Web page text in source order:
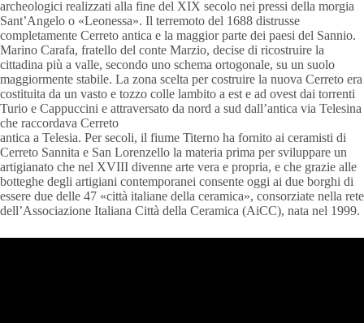
archeologici realizzati alla fine del XIX secolo nei pressi della morgia
Sant’Angelo o «Leonessa». Il terremoto del 1688 distrusse
completamente Cerreto antica e la maggior parte dei paesi del Sannio.
Marino Carafa, fratello del conte Marzio, decise di ricostruire la
cittadina più a valle, secondo uno schema ortogonale, su un suolo
maggiormente stabile. La zona scelta per costruire la nuova Cerreto era
costituita da un vasto e tozzo colle lambito a est e ad ovest dai torrenti
Turio e Cappuccini e attraversato da nord a sud dall’antica via Telesina
che raccordava Cerreto
antica a Telesia. Per secoli, il fiume Titerno ha fornito ai ceramisti di
Cerreto Sannita e San Lorenzello la materia prima per sviluppare un
artigianato che nel XVIII divenne arte vera e propria, e che grazie alle
botteghe degli artigiani contemporanei consente oggi ai due borghi di
essere due delle 47 «città italiane della ceramica», consorziate nella rete
dell’Associazione Italiana Città della Ceramica (AiCC), nata nel 1999.